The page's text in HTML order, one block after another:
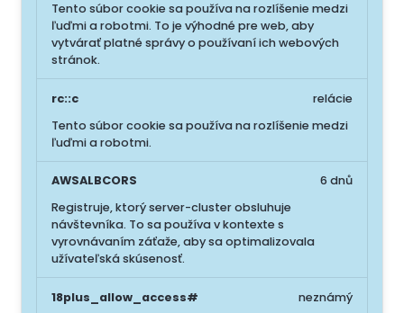
Tento súbor cookie sa používa na rozlíšenie medzi
ľuďmi a robotmi. To je výhodné pre web, aby
vytvárať platné správy o používaní ich webových
stránok.
rc::c
Tento súbor cookie sa používa na rozlíšenie medzi
ľuďmi a robotmi.
relácie
AWSALBCORS
Registruje, ktorý server-cluster obsluhuje
návštevníka. To sa používa v kontexte s
vyrovnávaním záťaže, aby sa optimalizovala
užívateľská skúsenosť.
6 dnů
18plus_allow_access#
neznámý